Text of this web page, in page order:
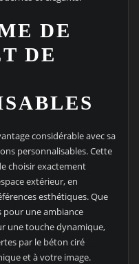
DE
DE
considérable avec sa
personnalisables. Cette
choisir exactement
extérieur, en
esthétiques. Que
pour une ambiance
une touche dynamique,
par le béton ciré
et à votre image.